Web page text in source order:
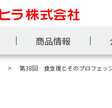
商品情報
第38回 食支援とそのプロフェッ